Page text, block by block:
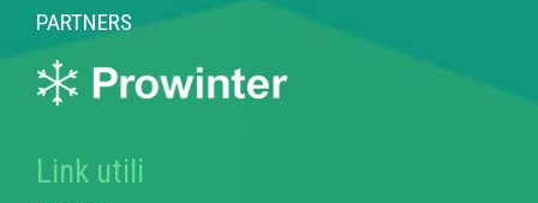
PARTNERS
Link utili